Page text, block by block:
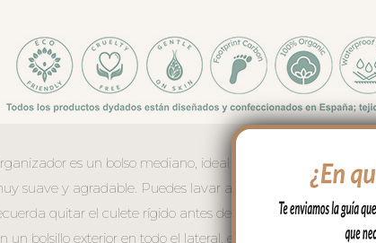
es un bolso mediano, ideal para usar en el
suave y agradable. Puedes lavar a mano o en lavadora,
quitar el culete rígido antes de lavar.
un bolsillo exterior en todo el lateral, en polipiel con bordados.